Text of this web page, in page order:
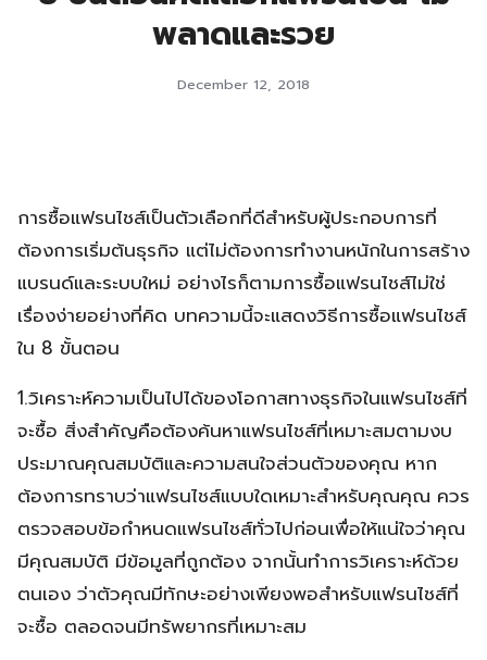
พลาดและรวย
December 12, 2018
การซื้อแฟรนไชส์เป็นตัวเลือกที่ดีสำหรับผู้ประกอบการที่
ต้องการเริ่มต้นธุรกิจ แต่ไม่ต้องการทำงานหนักในการสร้าง
แบรนด์และระบบใหม่ อย่างไรก็ตามการซื้อแฟรนไชส์ไม่ใช่
เรื่องง่ายอย่างที่คิด บทความนี้จะแสดงวิธีการซื้อแฟรนไชส์
ใน 8 ขั้นตอน
1.วิเคราะห์ความเป็นไปได้ของโอกาสทางธุรกิจในแฟรนไชส์ที่
จะซื้อ สิ่งสำคัญคือต้องค้นหาแฟรนไชส์ที่เหมาะสมตามงบ
ประมาณคุณสมบัติและความสนใจส่วนตัวของคุณ หาก
ต้องการทราบว่าแฟรนไชส์แบบใดเหมาะสำหรับคุณคุณ ควร
ตรวจสอบข้อกำหนดแฟรนไชส์ทั่วไปก่อนเพื่อให้แน่ใจว่าคุณ
มีคุณสมบัติ มีข้อมูลที่ถูกต้อง จากนั้นทำการวิเคราะห์ด้วย
ตนเอง ว่าตัวคุณมีทักษะอย่างเพียงพอสำหรับแฟรนไชส์ที่
จะซื้อ ตลอดจนมีทรัพยากรที่เหมาะสม